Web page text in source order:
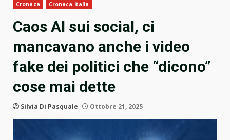
Cronaca Cronaca Italia
Caos AI sui social, ci
mancavano anche i video
fake dei politici che “dicono”
cose mai dette
Silvia Di Pasquale Ottobre 21, 2025